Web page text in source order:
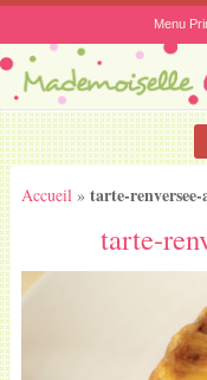
Menu
Accueil » tarte-
tarte-